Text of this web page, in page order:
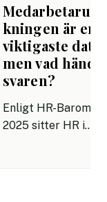
kningen är er
viktigaste
men vad
svaren?
Enligt HR-
2025 sitter HR i